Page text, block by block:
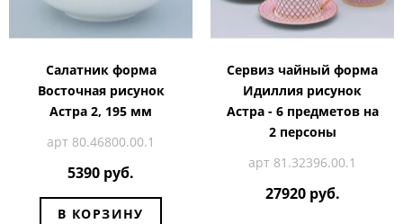
Салатник форма
Восточная рисунок
Астра 2, 195 мм
арт 80.46800.00.1
5390 руб.
В КОРЗИНУ
Сервиз чайный форма
Идиллия рисунок
Астра - 6 предметов на
2 персоны
арт 81.32396.00.1
27920 руб.